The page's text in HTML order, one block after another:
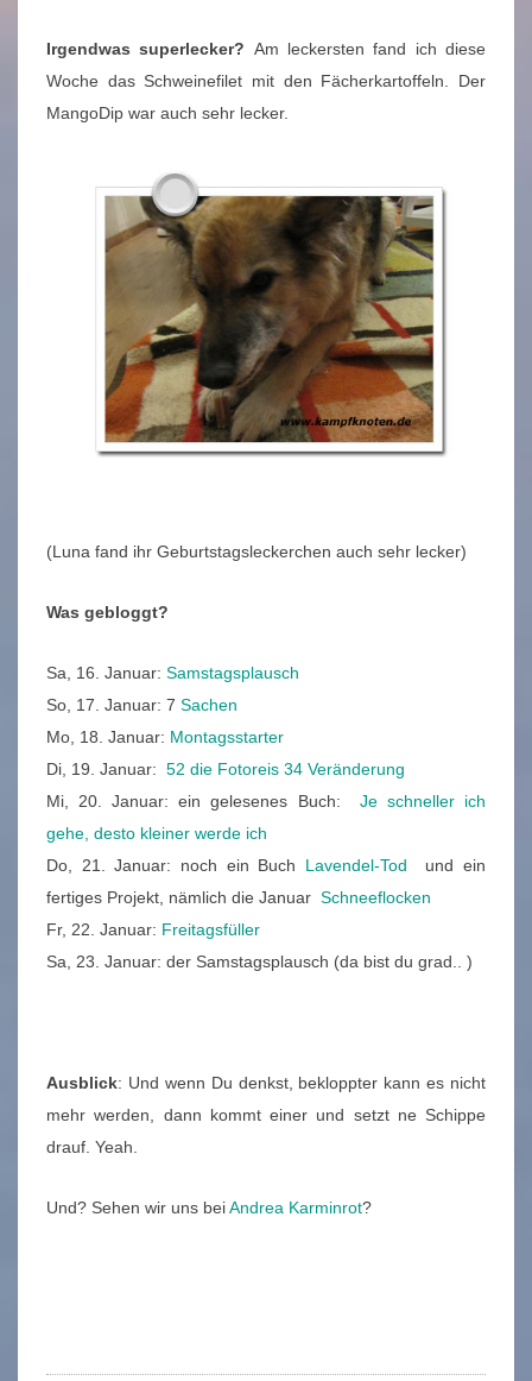
Irgendwas superlecker? Am leckersten fand ich diese
Woche das Schweinefilet mit den Fächerkartoffeln. Der
MangoDip war auch sehr lecker.
(Luna fand ihr Geburtstagsleckerchen auch sehr lecker)
Was gebloggt?
Sa, 16. Januar: Samstagsplausch
So, 17. Januar: 7 Sachen
Mo, 18. Januar: Montagsstarter
Di, 19. Januar: 52 die Fotoreis 34 Veränderung
Mi, 20. Januar: ein gelesenes Buch: Je schneller ich
gehe, desto kleiner werde ich
Do, 21. Januar: noch ein Buch Lavendel-Tod und ein
fertiges Projekt, nämlich die Januar Schneeflocken
Fr, 22. Januar: Freitagsfüller
Sa, 23. Januar: der Samstagsplausch (da bist du grad.. )
Ausblick: Und wenn Du denkst, bekloppter kann es nicht
mehr werden, dann kommt einer und setzt ne Schippe
drauf. Yeah.
Und? Sehen wir uns beiAndrea Karminrot?